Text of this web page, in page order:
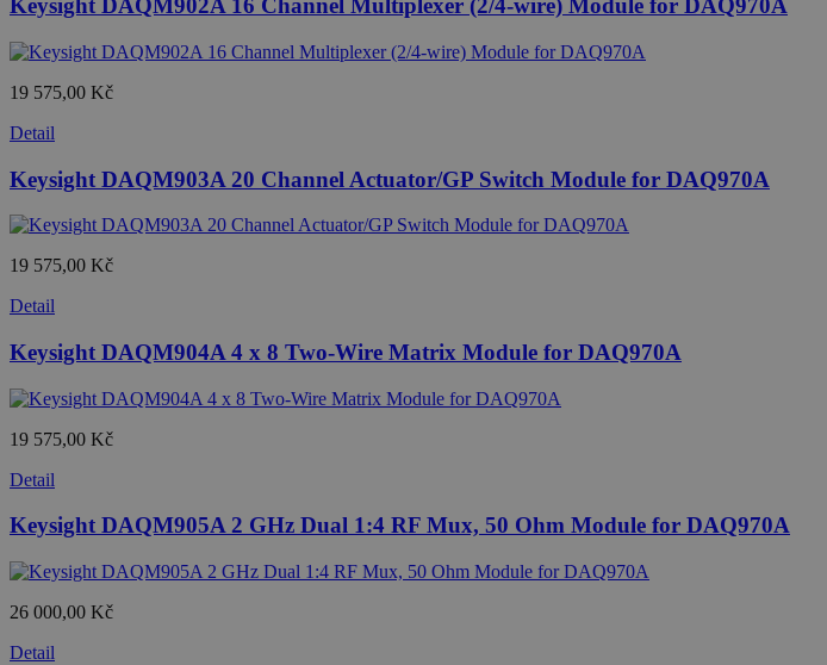
Keysight DAQM902A 16 Channel Multiplexer (2/4-wire) Module for DAQ970A
19 575,00 Kč
Detail
Keysight DAQM903A 20 Channel Actuator/GP Switch Module for DAQ970A
19 575,00 Kč
Detail
Keysight DAQM904A 4 x 8 Two-Wire Matrix Module for DAQ970A
19 575,00 Kč
Detail
Keysight DAQM905A 2 GHz Dual 1:4 RF Mux, 50 Ohm Module for DAQ970A
26 000,00 Kč
Detail